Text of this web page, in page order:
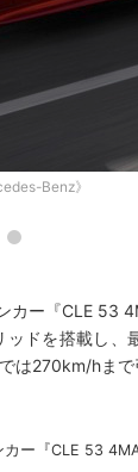
Benz》
カー『CLE 53
ドを搭載し
270km/hまで
ー『CLE 53